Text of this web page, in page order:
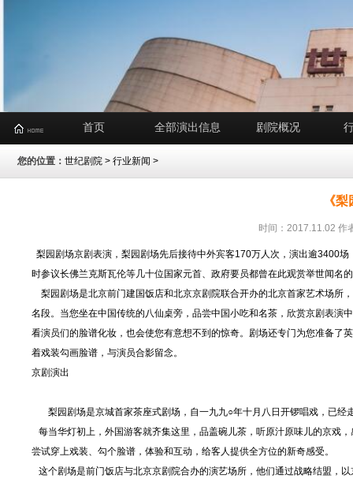
首页 全部演出信息 剧院概况
您的位置： 世纪剧院 > 行业新闻 >
《
时间：2017.11.02 作
梨园剧场京剧表演，梨园剧场先后接待中外宾客170万人次，演出逾3400
时参议长佛兰克斯瓦伦等几十位国家元首、政府要员都曾在此观赏举世闻名
梨园剧场是北京前门建国饭店和北京京剧院联合开办的北京首家艺术场所
名段。当您坐在中国传统的八仙桌旁，品尝中国小吃和名茶，欣赏京剧表演
看演员们的脸谱化妆，也会使您有意想不到的惊奇。剧场还专门为您准备了
着戏装勾画脸谱，与演员合影留念。
京剧演出
梨园剧场是京城首家茶座式剧场，自一九九○年十月八日开锣唱戏，已经
每当华灯初上，外国游客就齐集这里，品盖碗儿茶，听原汁原味儿的京戏
尝试穿上戏装、勾个脸谱，体验和互动，给客人提供全方位的新奇感受。
这个剧场是前门饭店与北京京剧院合办的演艺场所，他们通过战略结盟，